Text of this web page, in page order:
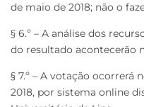
de maio de 2018; não o
§ 6.º – A análise dos
do resultado acontecerão
§ 7.º – A votação ocorrerá
2018, por sistema online